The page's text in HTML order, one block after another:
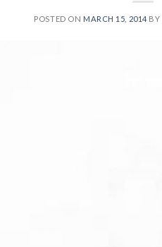
POSTED ON MARCH 15, 2014 BY